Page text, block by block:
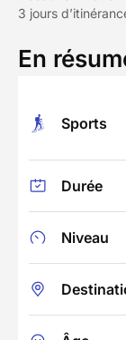
3 jours
En
Sports
Durée
Niveau